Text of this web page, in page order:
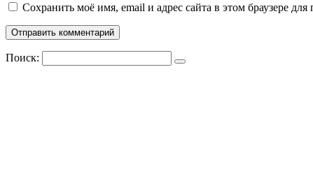
Сохранить моё имя, email и адрес сайта в этом браузере
Поиск: